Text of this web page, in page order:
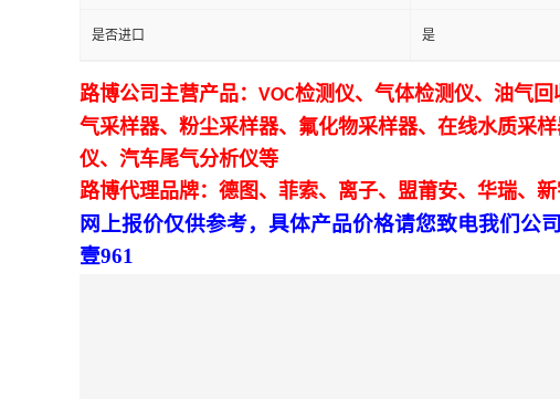
是否进口 是
路博公司主营产品： VOC检测仪、气体检测仪、 油气回
气采样器、粉尘采样器、氟化物采样器、在线水质采
仪、汽车尾气分析仪等
路博代理品牌：德图、菲索、离子、盟莆安、华瑞、新
网上报价仅供参考，具体产品价格请您致电我们公
壹961